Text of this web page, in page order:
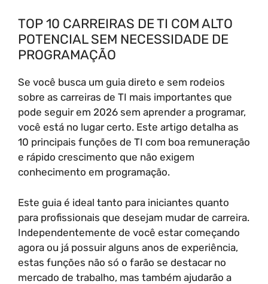
TOP 10 CARREIRAS DE TI COM ALTO
POTENCIAL SEM NECESSIDADE DE
PROGRAMAÇÃO
Se você busca um guia direto e sem rodeios
sobre as carreiras de TI mais importantes que
pode seguir em 2026 sem aprender a programar,
você está no lugar certo. Este artigo detalha as
10 principais funções de TI com boa remuneração
e rápido crescimento que não exigem
conhecimento em programação.
Este guia é ideal tanto para iniciantes quanto
para profissionais que desejam mudar de carreira.
Independentemente de você estar começando
agora ou já possuir alguns anos de experiência,
estas funções não só o farão se destacar no
mercado de trabalho, mas também ajudarão a